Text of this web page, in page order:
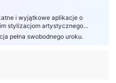
i wyjątkowe aplikacje o
stylizacjom artystycznego
one naprawdę urzekająco.
pełna swobodnego uroku.